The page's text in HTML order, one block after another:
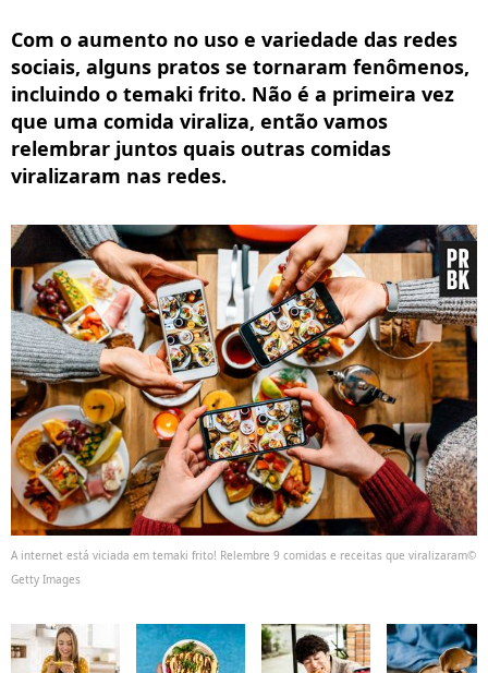
Com o aumento no uso e variedade das redes
sociais, alguns pratos se tornaram fenômenos,
incluindo o temaki frito. Não é a primeira vez
que uma comida viraliza, então vamos
relembrar juntos quais outras comidas
viralizaram nas redes.
A internet está viciada em temaki frito! Relembre 9 comidas e receitas que viralizaram©
Getty Images